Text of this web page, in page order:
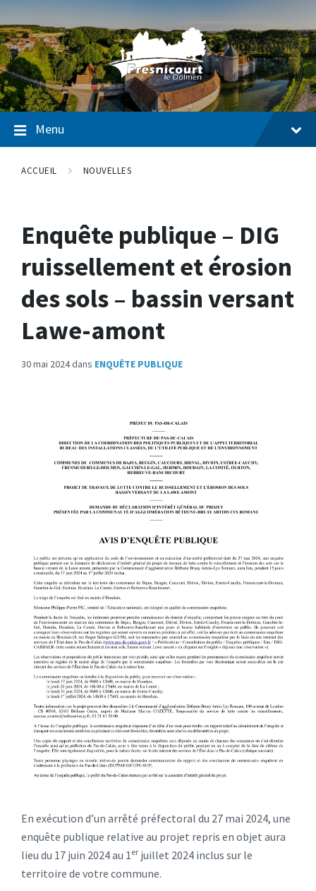
Passer
contenu
Passer
la
navigation
Passer
pied
de
page
Menu
ACCUEIL NOUVELLES
Enquête publique – DIG
ruissellement et érosion
des sols – bassin versant
Lawe-amont
30 mai 2024dans ENQUÊTE PUBLIQUE
En exécution d’un arrêté préfectoral du 27 mai 2024, une
enquête publique relative au projet repris en objet aura
lieu du 17 juin 2024 au 1er juillet 2024 inclus sur le
territoire de votre commune.